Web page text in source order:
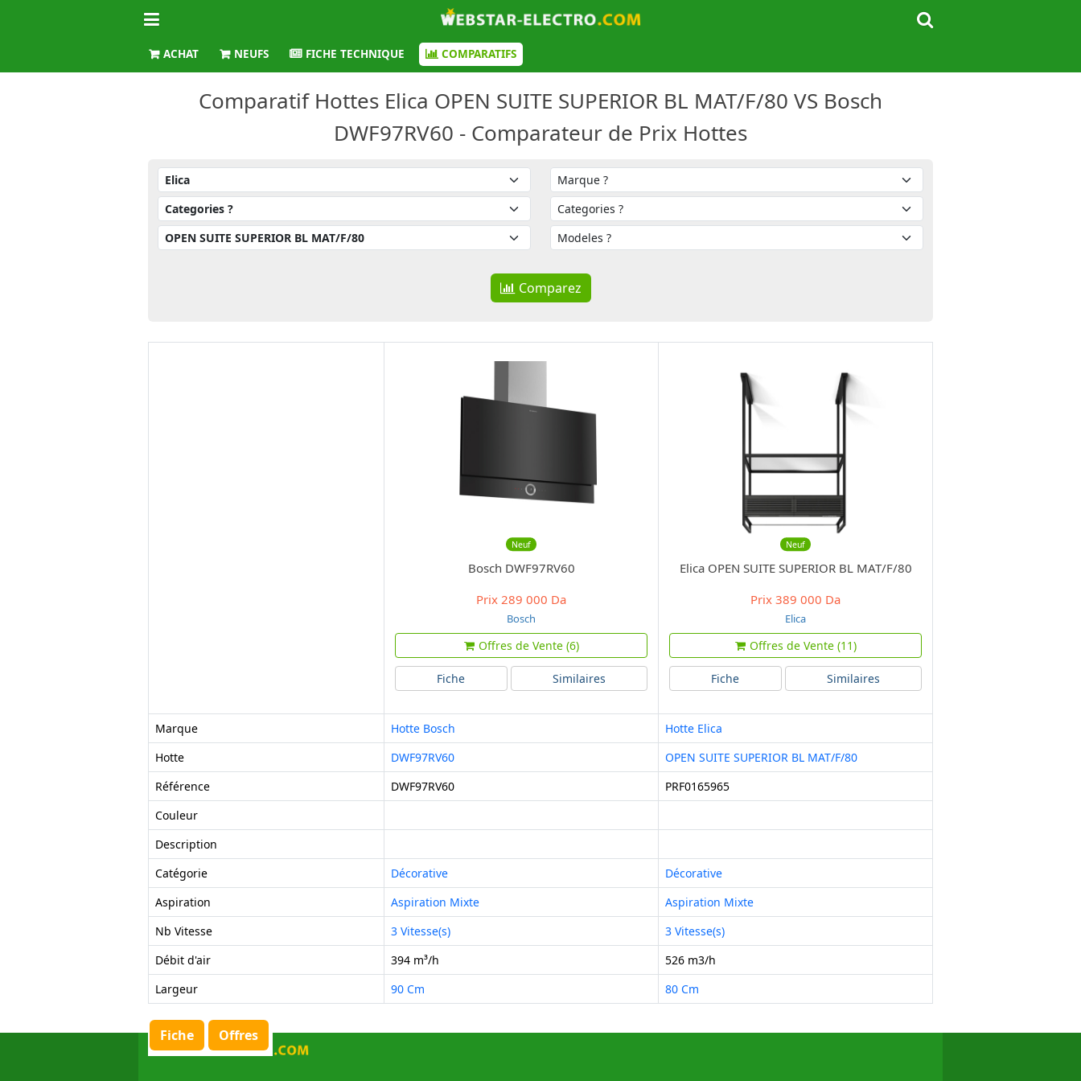
ACHAT NEUFS FICHE TECHNIQUE COMPARATIFS
Comparatif Hottes Elica OPEN SUITE SUPERIOR BL MAT/F/80 VS Bosch
DWF97RV60 - Comparateur de Prix Hottes
Comparez
Neuf
Bosch DWF97RV60
Prix 289 000 Da
Bosch
Offres de Vente (6)
Fiche Similaires
Neuf
Elica OPEN SUITE SUPERIOR BL MAT/F/80
Prix 389 000 Da
Elica
Offres de Vente (11)
Fiche Similaires
Marque Hotte Bosch
Hotte Elica
Hotte
DWF97RV60
OPEN SUITE SUPERIOR BL MAT/F/80
Référence
DWF97RV60
PRF0165965
Couleur
Description
Catégorie
Décorative
Décorative
Aspiration
Aspiration Mixte
Aspiration Mixte
Nb Vitesse
3 Vitesse(s)
3 Vitesse(s)
Débit d'air
394 m³/h
526 m3/h
Largeur
90 Cm 80 Cm
Offres
Fiche